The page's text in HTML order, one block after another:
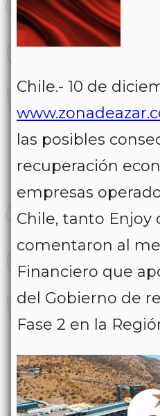
Chile.- 10 de
las posibles
recuperación
empresas
Chile, tanto
comentaron al
Financiero que
del Gobierno de
Fase 2 en la